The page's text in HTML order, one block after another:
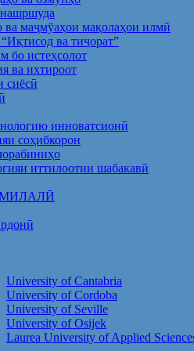
ва маҷмӯаҳои мақолаҳои илмӣ
ва тиҷорат”
бо истеҳсолот
ва ихтироот
сиёсӣ
инноватсионӣ
соҳибкорон
иттилоотии шабакавӣ
University of Cantabria
University of Cordoba
University of Seville
University of Osijek
Laurea University of Applied